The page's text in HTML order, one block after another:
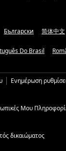
Български 简体中文
Do Brasil
Ενημέρωση
Μου
δικαιώματος